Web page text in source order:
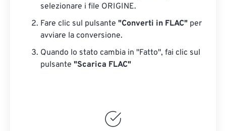
selezionare i file ORIGINE.
Fare clic sul pulsante "Converti in FLAC" per
avviare la conversione.
Quando lo stato cambia in "Fatto", fai clic sul
pulsante "Scarica FLAC"